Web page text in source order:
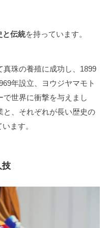
と伝統を持っています。
真珠の養殖に成功し、1899
年設立、ヨウジヤマモト
で世界に衝撃を与えまし
と、それぞれが長い歴史の
ます。